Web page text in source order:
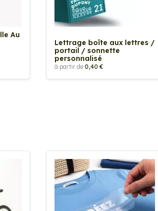
Au
Lettrage boîte aux lettres /
portail / sonnette
personnalisé
à partir de 0,40 €